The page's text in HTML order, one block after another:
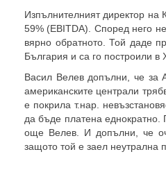
Изпълнителният директор
59% (EBITDA). Според него
вярно обратното. Той даде
България и са го построили
Васил Велев допълни, че за
американските централи
е покрила т.нар.
да бъде платена
още Велев. И допълни, че
защото той е заел неутрална